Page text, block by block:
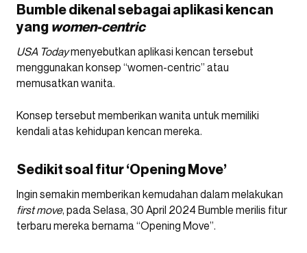
Bumble dikenal sebagai aplikasi kencan
yang women-centric
USA Todaymenyebutkan aplikasi kencan tersebut
menggunakan konsep “women-centric” atau
memusatkan wanita.
Konsep tersebut memberikan wanita untuk memiliki
kendali atas kehidupan kencan mereka.
Sedikit soal fitur ‘Opening Move’
Ingin semakin memberikan kemudahan dalam melakukan
first move, pada Selasa, 30 April 2024 Bumble merilis fitur
terbaru mereka bernama “Opening Move”.